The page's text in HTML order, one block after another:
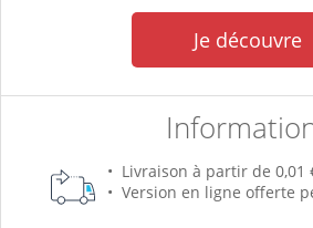
Je découvre
Livraison à partir de 0,01
Version en ligne offerte